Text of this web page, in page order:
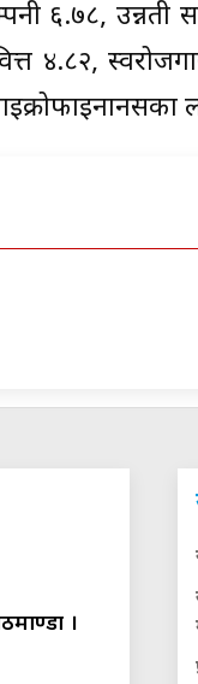
६.७८, उन्नती
४.८२,
।